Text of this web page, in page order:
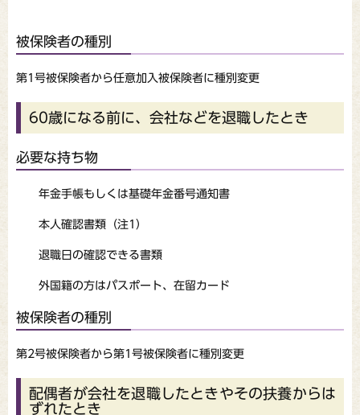
被保険者の種別
第1号被保険者から任意加入被保険者に種別変更
60歳になる前に、会社などを退職したとき
必要な持ち物
年金手帳もしくは基礎年金番号通知書
本人確認書類（注1）
退職日の確認できる書類
外国籍の方はパスポート、在留カード
被保険者の種別
第2号被保険者から第1号被保険者に種別変更
配偶者が会社を退職したときやその扶養からは
ずれたとき